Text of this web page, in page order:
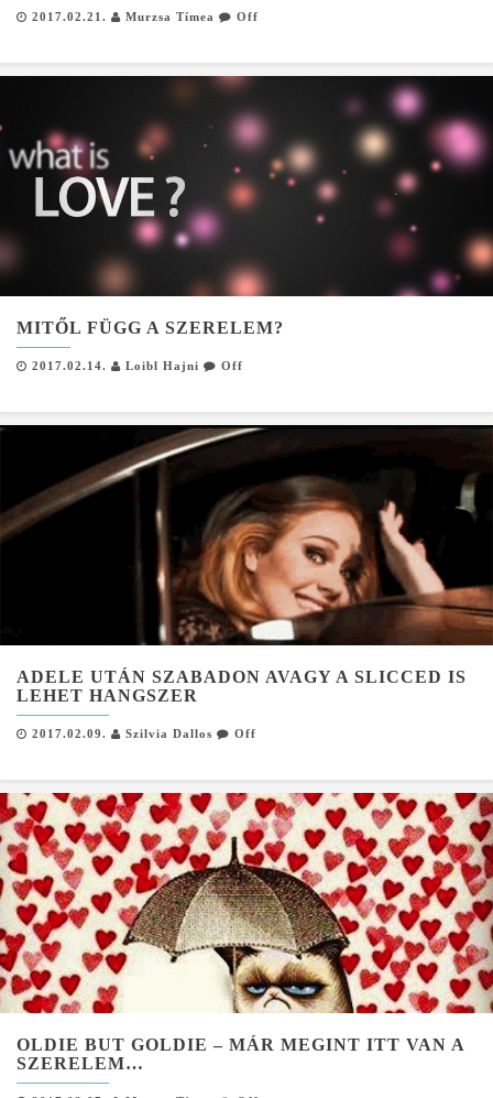
2017.02.21. Murzsa Tímea Off
MITŐL FÜGG A SZERELEM?
2017.02.14. Loibl Hajni Off
ADELE UTÁN SZABADON AVAGY A SLICCED IS
LEHET HANGSZER
2017.02.09. Szilvia Dallos Off
OLDIE BUT GOLDIE – MÁR MEGINT ITT VAN A
SZERELEM…